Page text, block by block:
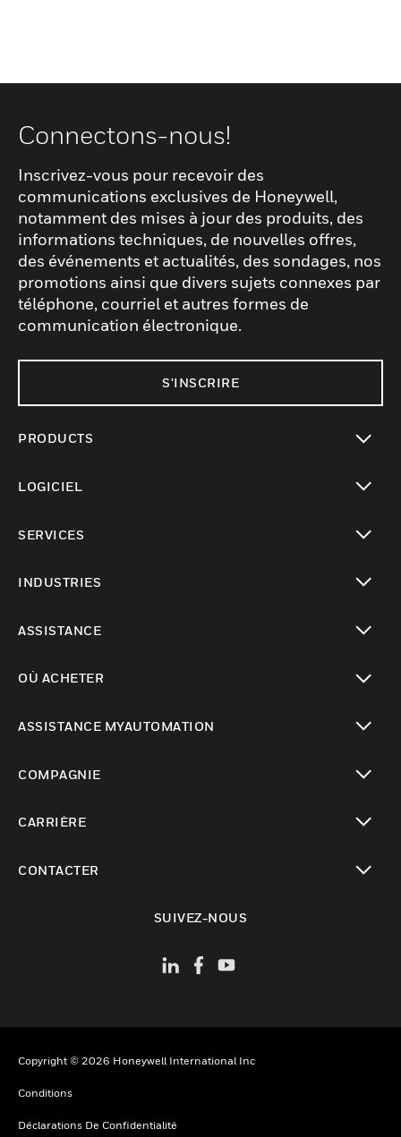
Connectons-nous!
Inscrivez-vous pour recevoir des
communications exclusives de Honeywell,
notamment des mises à jour des produits, des
informations techniques, de nouvelles offres,
des événements et actualités, des sondages, nos
promotions ainsi que divers sujets connexes par
téléphone, courriel et autres formes de
communication électronique.
S'INSCRIRE
PRODUCTS
LOGICIEL
SERVICES
INDUSTRIES
ASSISTANCE
OÙ ACHETER
ASSISTANCE MYAUTOMATION
COMPAGNIE
CARRIÈRE
CONTACTER
SUIVEZ-NOUS
Copyright © 2026 Honeywell International Inc
Conditions
Déclarations De Confidentialité